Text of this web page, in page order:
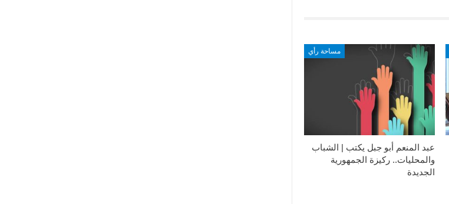
مساحة رأي
عبد المنعم أبو جبل يكتب | الشباب
والمحليات.. ركيزة الجمهورية
الجديدة